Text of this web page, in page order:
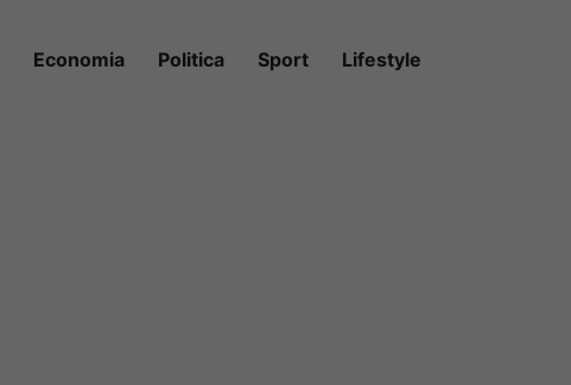
Economia Politica Sport Lifestyle